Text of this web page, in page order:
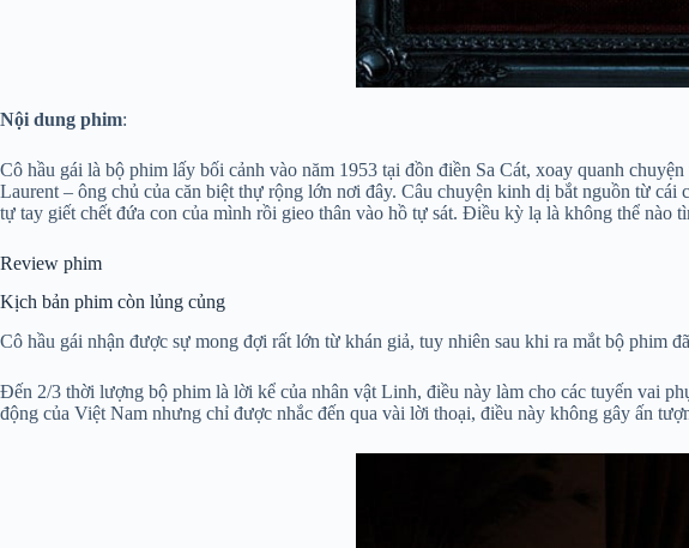
Nội dung phim:
Cô hầu gái là bộ phim lấy bối cảnh vào năm 1953 tại đồn điền Sa Cát, xoay quanh
Laurent – ông chủ của căn biệt thự rộng lớn nơi đây. Câu chuyện kinh dị bắt nguồn từ
tự tay giết chết đứa con của mình rồi gieo thân vào hồ tự sát. Điều kỳ lạ là không thể nào
Review phim
Kịch bản phim còn lủng củng
Cô hầu gái nhận được sự mong đợi rất lớn từ khán giả, tuy nhiên sau khi ra mắt bộ phim
Đến 2/3 thời lượng bộ phim là lời kể của nhân vật Linh, điều này làm cho các tuyến vai
động của Việt Nam nhưng chỉ được nhắc đến qua vài lời thoại, điều này không gây ấn